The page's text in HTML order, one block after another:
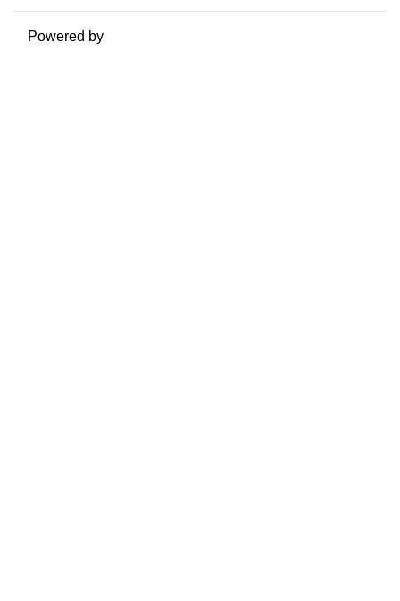
Powered by